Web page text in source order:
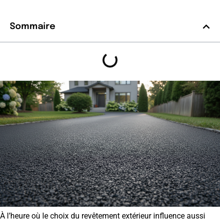
Sommaire
À l’heure où le choix du revêtement extérieur influence aussi